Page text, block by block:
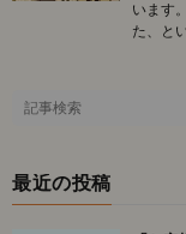
います
た、と
最近の投稿